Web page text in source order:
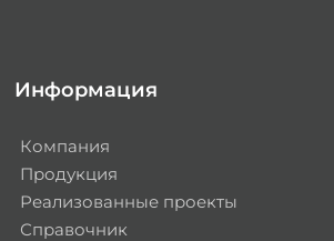
Информация
Компания
Продукция
Реализованные проекты
Справочник